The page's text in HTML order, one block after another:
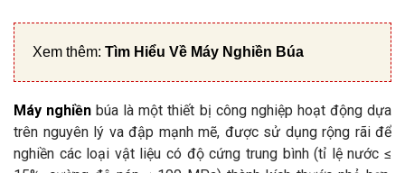
Xem thêm: Tìm Hiểu Về Máy Nghiền Búa
Máy nghiền búa là một thiết bị công nghiệp hoạt động dựa
trên nguyên lý va đập mạnh mẽ, được sử dụng rộng rãi để
nghiền các loại vật liệu có độ cứng trung bình (tỉ lệ nước ≤